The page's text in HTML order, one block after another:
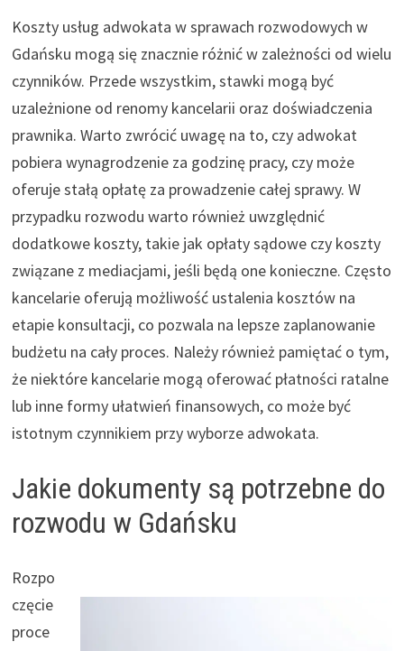
Koszty usług adwokata w sprawach rozwodowych w
Gdańsku mogą się znacznie różnić w zależności od wielu
czynników. Przede wszystkim, stawki mogą być
uzależnione od renomy kancelarii oraz doświadczenia
prawnika. Warto zwrócić uwagę na to, czy adwokat
pobiera wynagrodzenie za godzinę pracy, czy może
oferuje stałą opłatę za prowadzenie całej sprawy. W
przypadku rozwodu warto również uwzględnić
dodatkowe koszty, takie jak opłaty sądowe czy koszty
związane z mediacjami, jeśli będą one konieczne. Często
kancelarie oferują możliwość ustalenia kosztów na
etapie konsultacji, co pozwala na lepsze zaplanowanie
budżetu na cały proces. Należy również pamiętać o tym,
że niektóre kancelarie mogą oferować płatności ratalne
lub inne formy ułatwień finansowych, co może być
istotnym czynnikiem przy wyborze adwokata.
Jakie dokumenty są potrzebne do
rozwodu w Gdańsku
Rozpo
częcie
proce